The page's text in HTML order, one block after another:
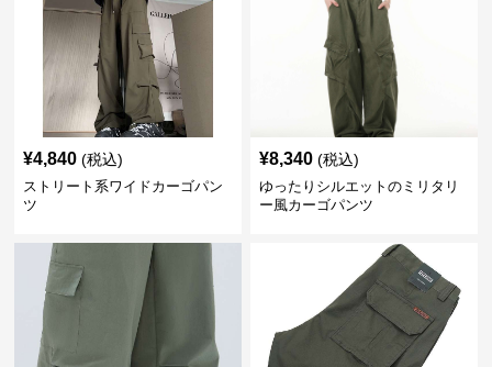
¥4,840 (税込)
ストリート系ワイドカーゴパン
ツ
¥8,340 (税込)
ゆったりシルエットのミリタリ
ー風カーゴパンツ